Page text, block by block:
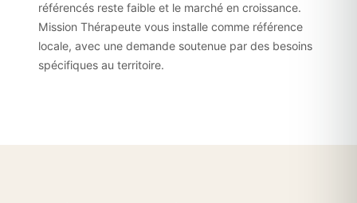
référencés reste faible et le marché en croissance.
Mission Thérapeute vous installe comme référence
locale, avec une demande soutenue par des besoins
spécifiques au territoire.